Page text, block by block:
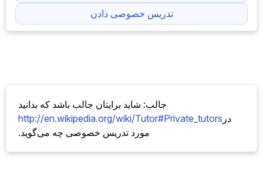
تدریس خصوصی دادن
جالب: شاید برایتان جالب باشد که بدانید
http://en.wikipedia.org/wiki/Tutor#Private_tutors در
مورد تدریس خصوصی چه می‌گوید.